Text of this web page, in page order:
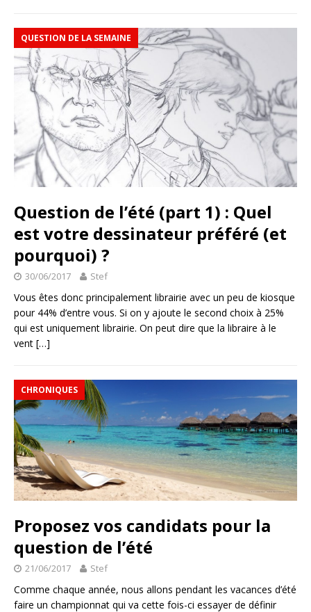
QUESTION DE LA SEMAINE
Question de l’été (part 1) : Quel
est votre dessinateur préféré (et
pourquoi) ?
30/06/2017 Stef
Vous êtes donc principalement librairie avec un peu de kiosque
pour 44% d’entre vous. Si on y ajoute le second choix à 25%
qui est uniquement librairie. On peut dire que la libraire à le
vent […]
CHRONIQUES
Proposez vos candidats pour la
question de l’été
21/06/2017 Stef
Comme chaque année, nous allons pendant les vacances d’été
faire un championnat qui va cette fois-ci essayer de définir